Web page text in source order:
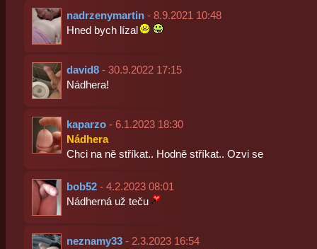
nadrzenymartin- 8.9.2021 10:48
Hned bych lízal
david8- 30.9.2022 17:15
Nádhera!
kaparzo- 6.1.2023 18:30
Nádhera
Chci na ně stříkat.. Hodně stříkat.. Ozvi se
bob52- 4.2.2023 08:01
Nádherná už teču
neznamy33- 2.3.2023 16:54